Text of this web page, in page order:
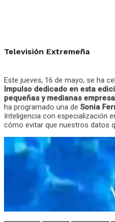
Televisión Extremeña
Este jueves, 16 de mayo, se ha
Impulso dedicado en esta
pequeñas y medianas
ha programado una de Sonia
Inteligencia con especialización
cómo evitar que nuestros datos